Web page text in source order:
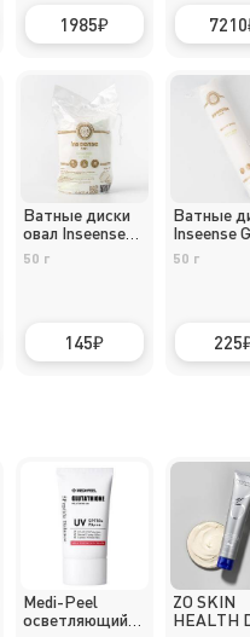
1985 7210
Ватные диски
овал Inseense
Gold ~ 40 шт.
50 г
145
Ватные
Inseense
150 шт.
50 г
225
Medi-Peel
осветляющий
ZO SKIN
HEALTH